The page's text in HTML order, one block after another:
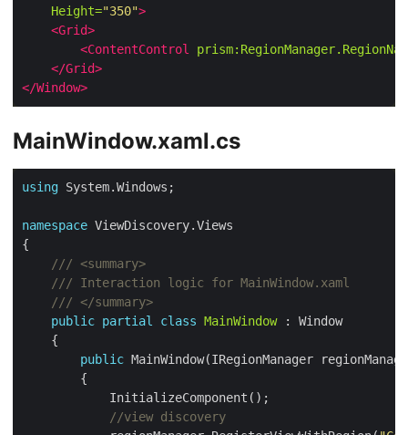
Height="350">
<Grid>
<ContentControl
</Grid>
</Window>
MainWindow.xaml.cs
using
namespace
/// <summary>
/// Interaction logic for MainWindow.xaml
/// </summary>
public partial class MainWindow
public
//view discovery